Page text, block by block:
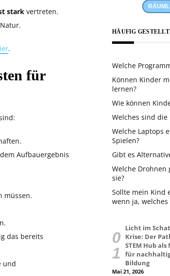
stark vertreten.
.
für
Aufbauergebnis
müssen.
das bereits
und
HÄUFIG
Welche
Können Kinder
lernen?
Wie können
Welches sind
Welche Laptops
Spielen?
Gibt es
Welche
sie?
Sollte mein Kind
wenn ja,
Licht im
Krise: Der
STEM Hub
für
Bildung
Mai 21, 2026